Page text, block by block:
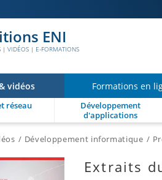
ENI
| VIDÉOS | E-FORMATIONS
vidéos Formations en
réseau
Développement
d'applications
Développement informatique
Extraits